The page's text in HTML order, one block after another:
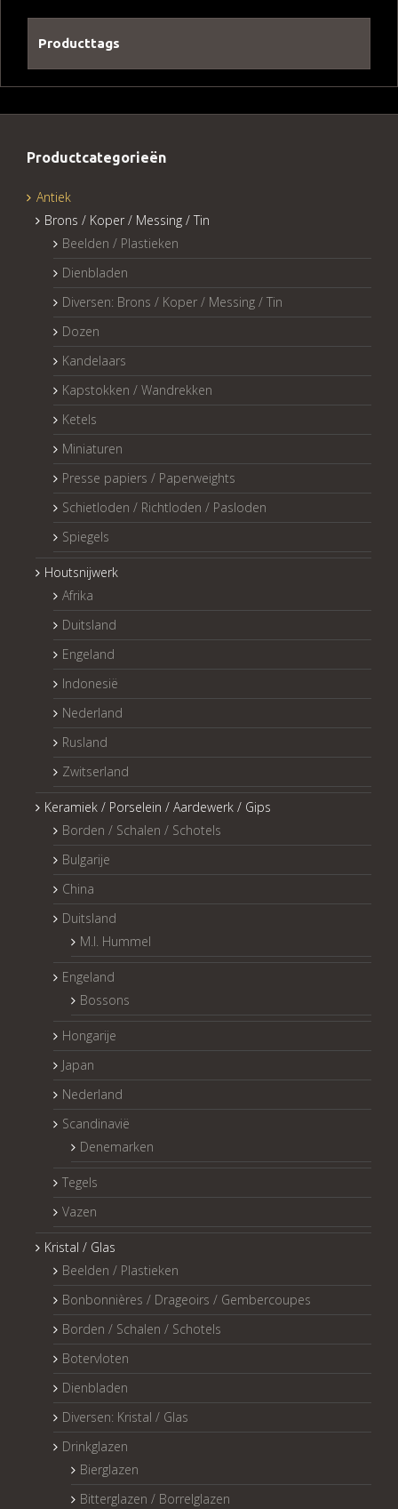
Producttags
Productcategorieën
Antiek
Brons / Koper / Messing / Tin
Beelden / Plastieken
Dienbladen
Diversen: Brons / Koper / Messing / Tin
Dozen
Kandelaars
Kapstokken / Wandrekken
Ketels
Miniaturen
Presse papiers / Paperweights
Schietloden / Richtloden / Pasloden
Spiegels
Houtsnijwerk
Afrika
Duitsland
Engeland
Indonesië
Nederland
Rusland
Zwitserland
Keramiek / Porselein / Aardewerk / Gips
Borden / Schalen / Schotels
Bulgarije
China
Duitsland
M.I. Hummel
Engeland
Bossons
Hongarije
Japan
Nederland
Scandinavië
Denemarken
Tegels
Vazen
Kristal / Glas
Beelden / Plastieken
Bonbonnières / Drageoirs / Gembercoupes
Borden / Schalen / Schotels
Botervloten
Dienbladen
Diversen: Kristal / Glas
Drinkglazen
Bierglazen
Bitterglazen / Borrelglazen